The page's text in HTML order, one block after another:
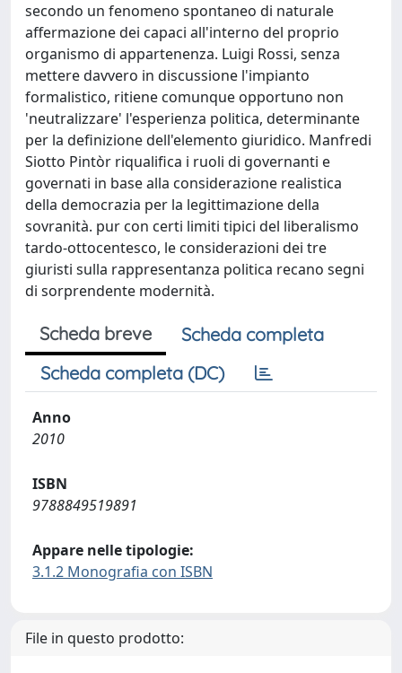
secondo un fenomeno spontaneo di naturale
affermazione dei capaci all'interno del proprio
organismo di appartenenza. Luigi Rossi, senza
mettere davvero in discussione l'impianto
formalistico, ritiene comunque opportuno non
'neutralizzare' l'esperienza politica, determinante
per la definizione dell'elemento giuridico. Manfredi
Siotto Pintòr riqualifica i ruoli di governanti e
governati in base alla considerazione realistica
della democrazia per la legittimazione della
sovranità. pur con certi limiti tipici del liberalismo
tardo-ottocentesco, le considerazioni dei tre
giuristi sulla rappresentanza politica recano segni
di sorprendente modernità.
Scheda breve
Scheda completa
Scheda completa (DC)
Anno
2010
ISBN
9788849519891
Appare nelle tipologie:
3.1.2 Monografia con ISBN
File in questo prodotto: